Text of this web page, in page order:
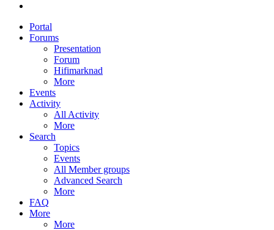
Portal
Forums
Presentation
Forum
Hifimarknad
More
Events
Activity
All Activity
More
Search
Topics
Events
All Member groups
Advanced Search
More
FAQ
More
More